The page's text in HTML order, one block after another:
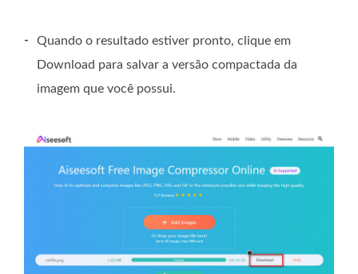
-
Quando o resultado estiver pronto, clique em
Download para salvar a versão compactada da
imagem que você possui.